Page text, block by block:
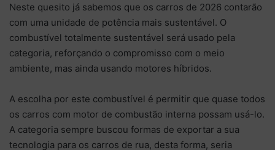
Neste quesito já sabemos que os carros de 2026 contarão
com uma unidade de potência mais sustentável. O
combustível totalmente sustentável será usado pela
categoria, reforçando o compromisso com o meio
ambiente, mas ainda usando motores híbridos.
A escolha por este combustível é permitir que quase todos
os carros com motor de combustão interna possam usá-lo.
A categoria sempre buscou formas de exportar a sua
tecnologia para os carros de rua, desta forma, seria